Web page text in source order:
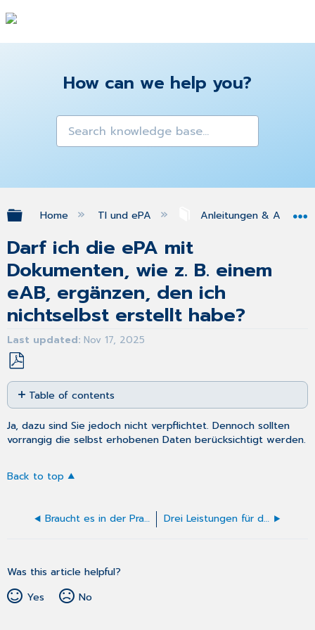
How can we help you?
Expand/collapse global hierarchy
Home TI und ePA Anleitungen &
Darf ich die ePA mit
Dokumenten, wie z. B. einem
eAB, ergänzen, den ich
nichtselbst erstellt habe?
Last updated Nov 17, 2025
Save
as
PDF
Table of contents
No
headers
Ja, dazu sind Sie jedoch nicht verpflichtet. Dennoch sollten
vorrangig die selbst erhobenen Daten berücksichtigt werden.
Back to top
Braucht es in der Praxis eine PIN-Eingabe bei der ePA für alle? Drei Leistungen für die ePA
Was this article helpful?
Yes
No